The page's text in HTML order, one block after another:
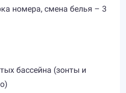
номера, смена белья – 3
бассейна (зонты и